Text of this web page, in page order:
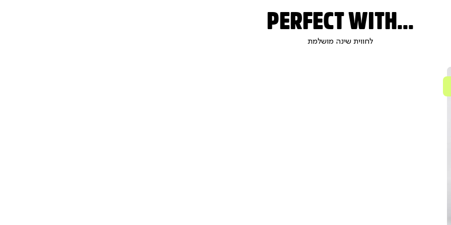
PERFECT WITH...
לחווית שינה מושלמת